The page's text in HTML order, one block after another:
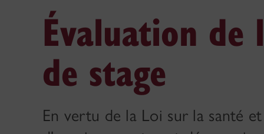
Évaluation de
de stage
En vertu de la Loi sur la santé